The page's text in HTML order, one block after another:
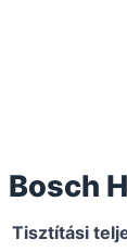
Bosch
Tisztítási